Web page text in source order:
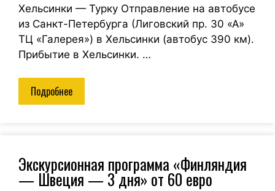
Хельсинки — Турку Отправление на автобусе
из Санкт-Петербурга (Лиговский пр. 30 «А»
ТЦ «Галерея») в Хельсинки (автобус 390 км).
Прибытие в Хельсинки. …
Подробнее
Экскурсионная программа «Финляндия
— Швеция — 3 дня» от 60 евро